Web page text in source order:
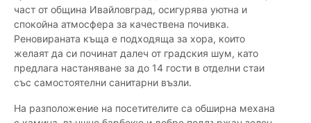
част от община Ивайловград, осигурява уютна и
спокойна атмосфера за качествена почивка.
Реновираната къща е подходяща за хора, които
желаят да си починат далеч от градския шум, като
предлага настаняване за до 14 гости в отделни стаи
със самостоятелни санитарни възли.
На разположение на посетителите са обширна механа